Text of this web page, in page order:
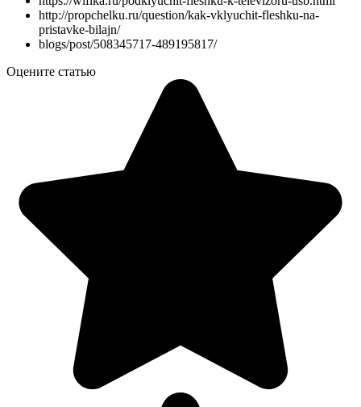
http://propchelku.ru/question/kak-vklyuchit-fleshku-na-
pristavke-bilajn/
blogs/post/508345717-489195817/
Оцените статью